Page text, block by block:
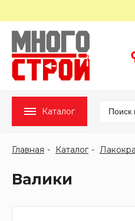
Каталог
Главная Каталог
Валики